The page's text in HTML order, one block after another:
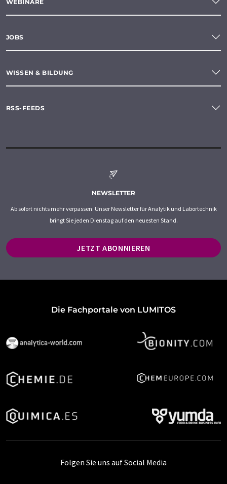
WEBINARE
JOBS
WISSEN & BILDUNG
RSS-FEEDS
NEWSLETTER
Ab sofort nichts mehr verpassen: Unser Newsletter für Analytik und Labortechnik
bringt Sie jeden Dienstag auf den neuesten Stand.
JETZT ABONNIEREN
Die Fachportale von LUMITOS
Folgen Sie uns auf Social Media